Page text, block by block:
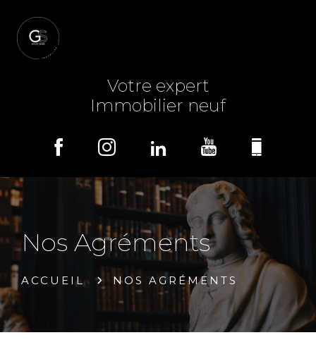
Votre expert
Immobilier neuf
Nos Agréments
ACCUEIL NOS AGRÉMENTS